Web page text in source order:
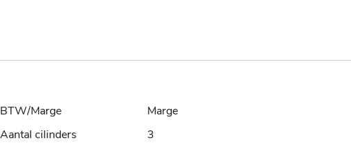
BTW/Marge
Marge
Aantal cilinders
3